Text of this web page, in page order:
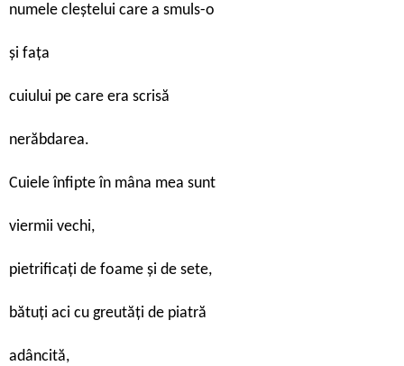
numele cleştelui care a smuls-o
şi faţa
cuiului pe care era scrisă
nerăbdarea.
Cuiele înfipte în mâna mea sunt
viermii vechi,
pietrificaţi de foame şi de sete,
bătuţi aci cu greutăţi de piatră
adâncită,